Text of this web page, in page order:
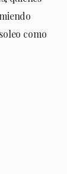
como